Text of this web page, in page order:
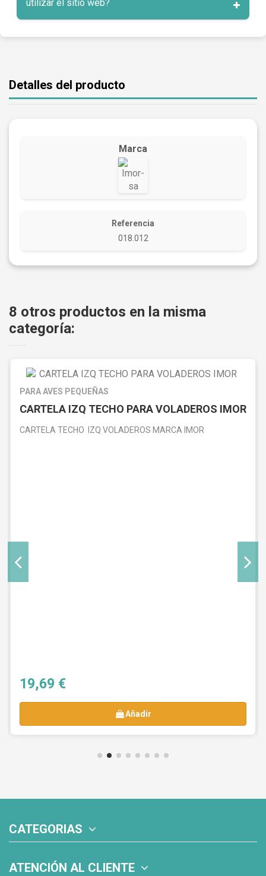
utilizar el sitio web?
Detalles del producto
Marca
Referencia
018.012
8 otros productos en la misma
categoría:
PARA AVES PEQUEÑAS
CARTELA IZQ TECHO PARA VOLADEROS IMOR
CARTELA TECHO IZQ VOLADEROS MARCA IMOR
19,69 €
Añadir
CATEGORIAS
ATENCIÓN AL CLIENTE